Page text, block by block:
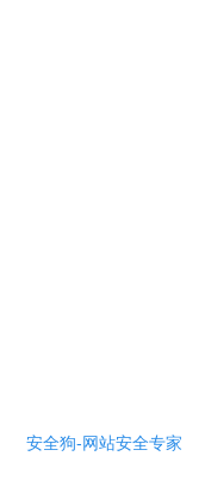
安全狗-网站安全专家